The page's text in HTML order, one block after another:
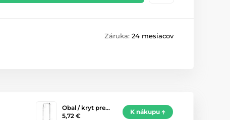
Záruka: 24 mesiacov
Obal / kryt pre…
5,72 €
K nákupu